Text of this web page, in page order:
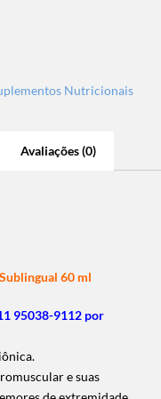
Nutricionais
Avaliações (0)
60 ml
95038-9112 por
e suas